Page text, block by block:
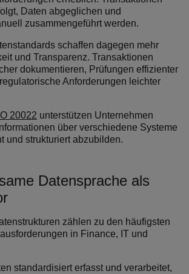
Daten abgeglichen und
zusammengeführt werden.
schaffen dagegen mehr
und Transparenz. Transaktionen
dokumentieren, Prüfungen effizienter
Anforderungen leichter
20022 unterstützen Unternehmen
über verschiedene Systeme
und strukturiert abzubilden.
Datensprache als
zählen zu den häufigsten
in Finance, IT und
standardisiert erfasst und verarbeitet,